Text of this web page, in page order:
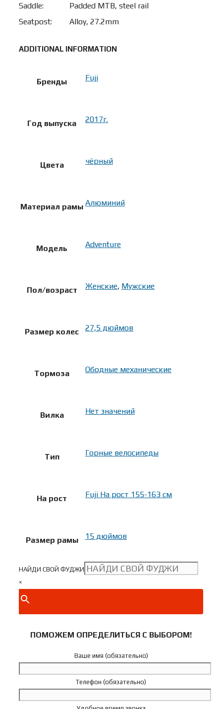
Saddle:
Padded MTB, steel rail
Seatpost:
Alloy, 27.2mm
ADDITIONAL INFORMATION
Бренды Fuji
Год выпуска 2017г.
Цвета чёрный
Материал рамы Алюминий
Модель Adventure
Пол/возраст Женские, Мужские
Размер колес 27,5 дюймов
Тормоза Ободные механические
Вилка Нет значений
Тип Горные велосипеды
На рост Fuji На рост 155-163 см
Размер рамы 15 дюймов
НАЙДИ СВОЙ ФУДЖИ
×
ПОМОЖЕМ ОПРЕДЕЛИТЬСЯ С ВЫБОРОМ!
Ваше имя (обязательно)
Телефон (обязательно)